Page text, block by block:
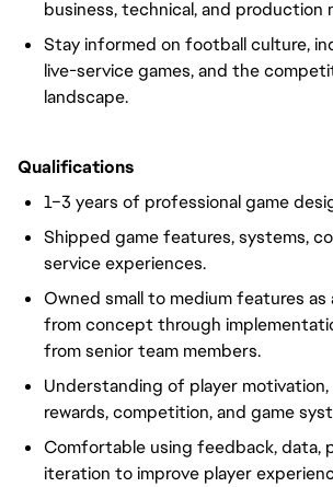
business, technical, and production
Stay informed on football culture,
live-service games, and the
landscape.
Qualifications
1–3 years of professional game
Shipped game features, systems,
service experiences.
Owned small to medium features as
from concept through
from senior team members.
Understanding of player motivation,
rewards, competition, and game
Comfortable using feedback, data,
iteration to improve player